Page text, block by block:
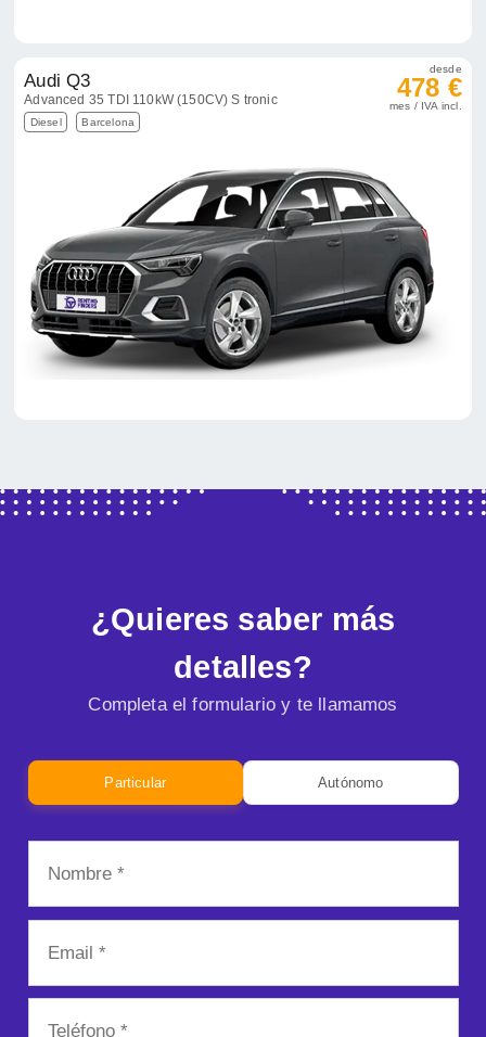
Audi Q3
Advanced 35 TDI 110kW (150CV) S tronic
Diesel Barcelona
desde
478 €
mes / IVA incl.
¿Quieres saber más
detalles?
Completa el formulario y te llamamos
Particular Autónomo